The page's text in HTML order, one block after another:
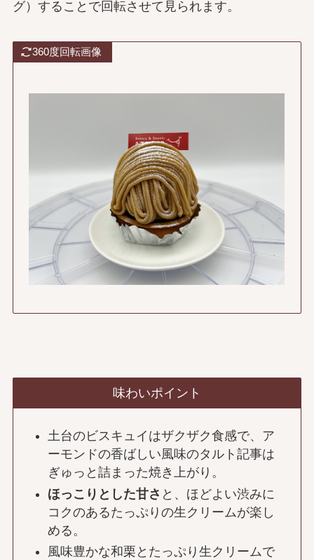
グ）することで回転させて見られます。
360度回転画像
味わいポイント
土台のビスキュイはザクザク食感で、ア
ーモンドの香ばしい風味のタルト記事は
ぎゅっと詰まった焼き上がり。
ほっこりとした甘さ と、ほどよい渋みに
コクのあるたっぷりの生クリームが楽し
める。
風味豊かな和栗とたっぷり生クリームで